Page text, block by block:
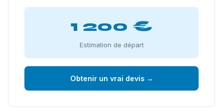
1 200 €
Estimation de départ
Obtenir un vrai devis →